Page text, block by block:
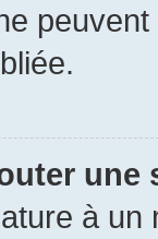
une
à un